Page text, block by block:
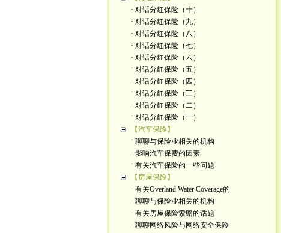
· 对话分红保险（十）
· 对话分红保险（九）
· 对话分红保险（八）
· 对话分红保险（七）
· 对话分红保险（六）
· 对话分红保险（五）
· 对话分红保险（四）
· 对话分红保险（三）
· 对话分红保险（二）
· 对话分红保险（一）
【汽车保险】
· 聊聊与保险业相关的机构
· 影响汽车保费的因素
· 有关汽车保险的一些问题
【房屋保险】
· 有关Overland Water Coverage的
· 聊聊与保险业相关的机构
· 有关房屋保险索赔的话题
· 聊聊网络风险与网络安全保险